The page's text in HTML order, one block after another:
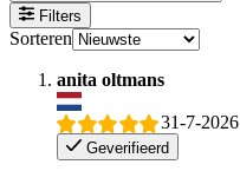
Filters
Sorteren
anita oltmans
31-7-2026
Geverifieerd